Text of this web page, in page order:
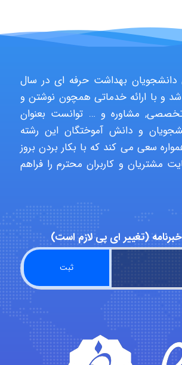
Jafar Tym
aghajari vahid
Poubakhtiari
hosein abdolvand
Kati
emami
بهداشت حرفه ای در سال
شد و با ارائه خدماتی همچون نوشتن و
مشاوره و … توانست بعنوان
و دانش آموختگان این رشته
سعی می کند که با بکار بردن بروز
مشتریان و کاربران محترم را فراهم
(تغییر ای پی لازم است)